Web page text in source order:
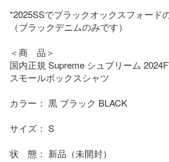
*2025SSでブラックオックスフォード
（ブラックデニムのみです）
＜商　品＞
国内正規 Supreme シュプリーム
スモールボックスシャツ
カラー： 黒 ブラック BLACK
サイズ： S
状　態： 新品（未開封）